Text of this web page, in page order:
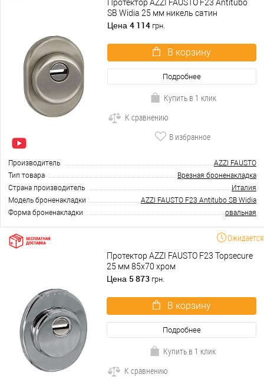
Протектор AZZI FAUSTO F23 Antitubo
SB Widia 25 мм никель сатин
Цена 4 114 грн.
В корзину
Подробнее
Купить в 1 клик
К сравнению
В избранное
Производитель
AZZI FAUSTO
Тип товара
Врезная броненакладка
Страна производитель
Италия
Модель броненакладки
AZZI FAUSTO F23 Antitubo SB Widia
Форма броненакладки
овальная
Ожидается
Протектор AZZI FAUSTO F23 Topsecure
25 мм 85х70 хром
Цена 5 873 грн.
В корзину
Подробнее
Купить в 1 клик
К сравнению